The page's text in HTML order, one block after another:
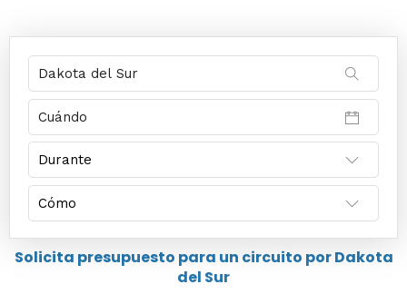
Solicita presupuesto para un circuito por Dakota
del Sur